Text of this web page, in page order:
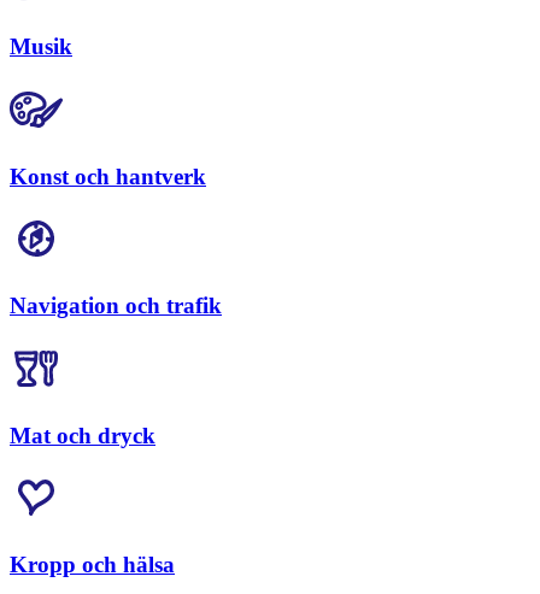
Musik
Konst och hantverk
Navigation och trafik
Mat och dryck
Kropp och hälsa